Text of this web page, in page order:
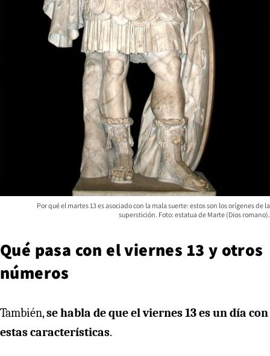
Por qué el martes 13 es asociado con la mala suerte: estos son los orígenes de la
superstición. Foto: estatua de Marte (Dios romano).
Qué pasa con el viernes 13 y otros
números
También,se habla de que el viernes 13 es un día con
estas características.